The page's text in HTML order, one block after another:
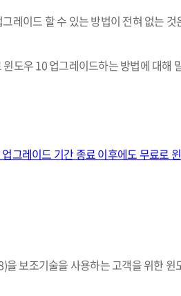
레이드 할 수 있는 방법이 전혀 없는 것
윈도우10업그레이드하는 방법에 대해
그레이드 기간 종료 이후에도 무료로
을 보조기술을 사용하는 고객을 위한 윈